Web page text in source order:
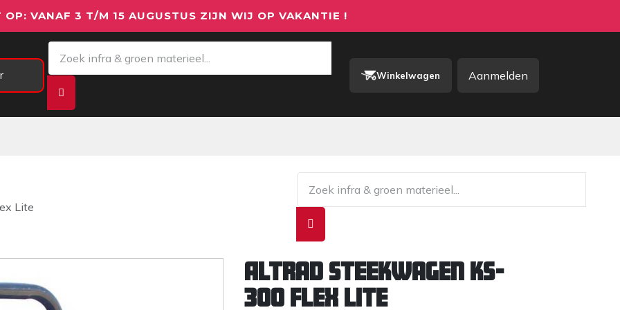
OP: VANAF 3 T/M 15 AUGUSTUS ZIJN WIJ OP VAKANTIE !
Winkelwagen Aanmelden
Lite
Altrad Steekwagen KS-
300 Flex Lite